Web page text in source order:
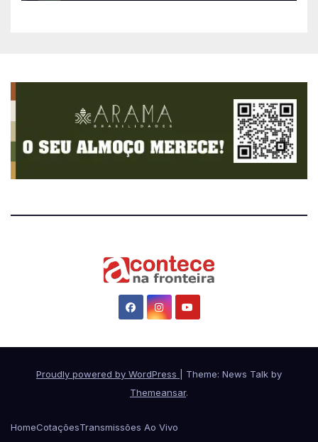
Proudly powered by WordPress
Theme: News Talk by
Themeansar.
HomeCotaçõesTransmissões Ao Vivo